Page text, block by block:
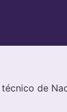
de